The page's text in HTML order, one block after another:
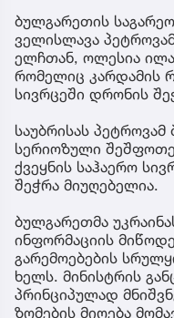
ბულგარეთის
ველისლავა
ელჩთან, ოლესია
რომელიც კარდამის
სივრცეში დრონის
საუბრისას
სერიოზული
ქვეყნის საჰაერო
შეჭრა მიუღებელია.
ბულგარეთმა
ინფორმაციის
გარემოებების
ხელს. მინისტრის
პრინციპულად
ზომების მიღება